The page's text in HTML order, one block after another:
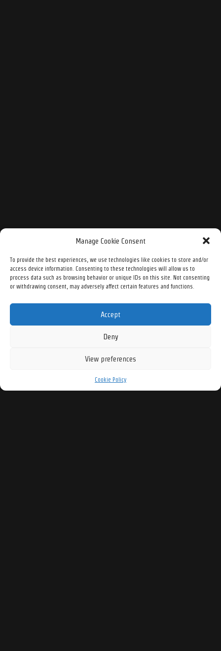
Manage Cookie Consent
To provide the best experiences, we use technologies like cookies to store and/or
access device information. Consenting to these technologies will allow us to
process data such as browsing behavior or unique IDs on this site. Not consenting
or withdrawing consent, may adversely affect certain features and functions.
Accept
Deny
View preferences
Cookie Policy